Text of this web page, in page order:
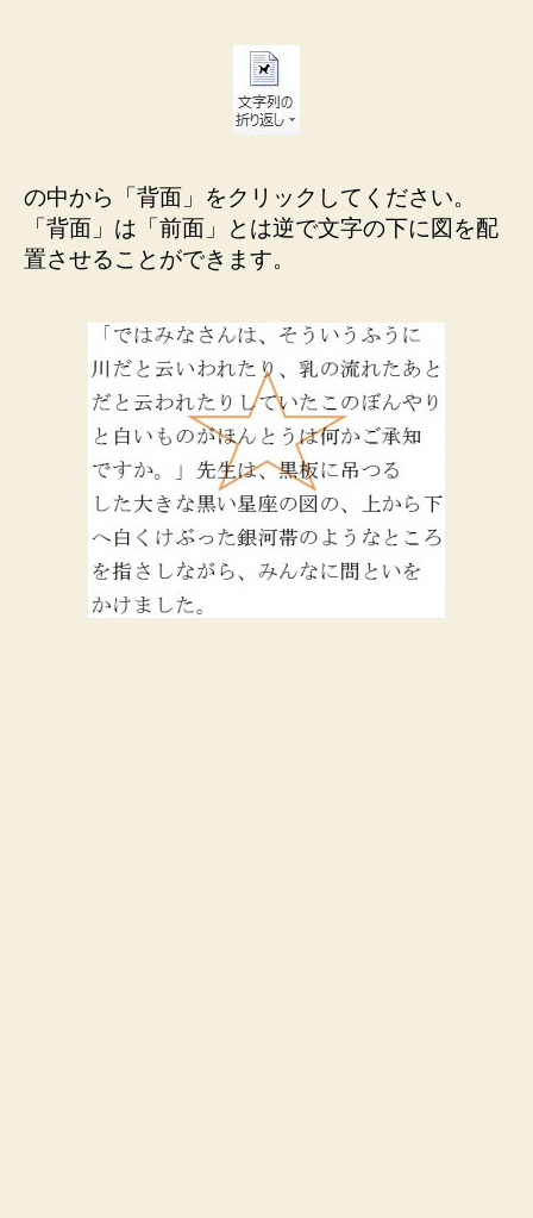
の中から「背面」をクリックしてください。
「背面」は「前面」とは逆で文字の下に図を配
置させることができます。